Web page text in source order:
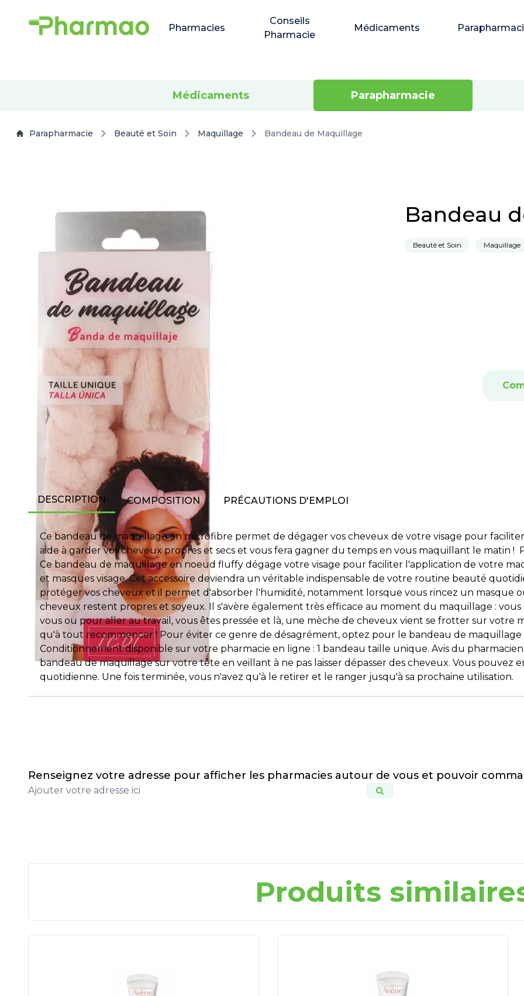
Pharmacies
Conseils
Pharmacie
Médicaments
Médicaments Parapharmacie
Parapharmacie Beauté et Soin Maquillage Bandeau de Maquillage
Bandeau
Beauté et Soin Maquillage
DESCRIPTION COMPOSITION PRÉCAUTIONS D'EMPLOI
Ce bandeau de maquillage en microfibre permet de dégager vos cheveux de votre visage pour
aide à garder vos cheveux propres et secs et vous fera gagner du temps en vous maquillant le matin
Ce bandeau de maquillage en noeud fluffy dégage votre visage pour faciliter l'application de votre
et masques visage. Cet accessoire deviendra un véritable indispensable de votre routine beauté
protéger vos cheveux et il permet d'absorber l'humidité, notamment lorsque vous rincez un masque
cheveux restent propres et soyeux. Il s'avère également très efficace au moment du maquillage :
vous ou pour aller au travail, vous êtes pressée et là, une mèche de cheveux vient se frotter sur votre
qu'à tout recommencer ! Pour éviter ce genre de désagrément, optez pour le bandeau de maquillage
Conditionnement disponible sur votre pharmacie en ligne : 1 bandeau taille unique. Avis du
bandeau de maquillage sur votre tête en veillant à ne pas laisser dépasser des cheveux. Vous
quotidienne. Une fois terminée, vous n'avez qu'à le retirer et le ranger jusqu'à sa prochaine utilisation.
Renseignez votre adresse pour afficher les pharmacies autour de vous et pouvoir
Produits